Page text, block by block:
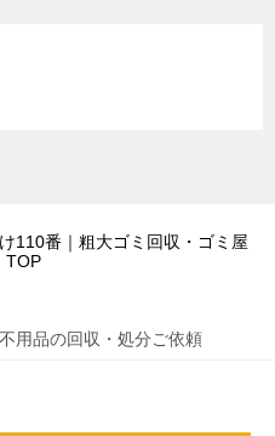
110番｜粗大ゴミ回収・ゴミ屋
TOP
用品の回収・処分ご依頼